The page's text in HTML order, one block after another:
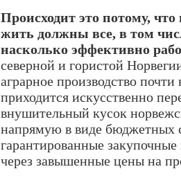
Происходит это потому,
жить должны все, в том
насколько эффективно
северной и гористой
аграрное производство
приходится искусственно
внушительный кусок
напрямую в виде бюджетных
гарантированные
через завышенные цены на